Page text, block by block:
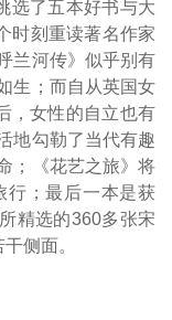
选了五本好书与大
时刻重读著名作家
兰河传》似乎别有
生；而自从英国女
，女性的自立也有
地勾勒了当代有趣
；《花艺之旅》将
行；最后一本是获
精选的360多张宋
侧面。